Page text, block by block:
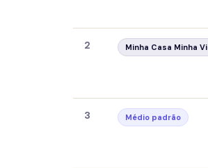
2 Minha Casa Minha
3 Médio padrão